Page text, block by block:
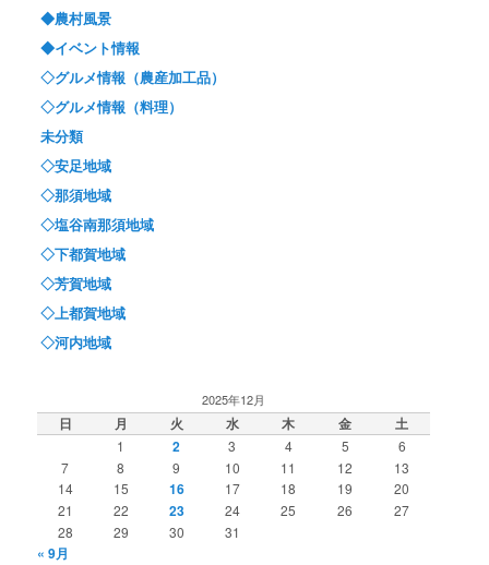
◆農村風景
◆イベント情報
◇グルメ情報（農産加工品）
◇グルメ情報（料理）
未分類
◇安足地域
◇那須地域
◇塩谷南那須地域
◇下都賀地域
◇芳賀地域
◇上都賀地域
◇河内地域
2025年12月
日 月 火 水 木 金 土
1 2 3 4 5
6
7
8 9 10 11 12
13
14
15 16 17 18 19
20
21
22 23 24 25 26
27
28
29 30 31
« 9月